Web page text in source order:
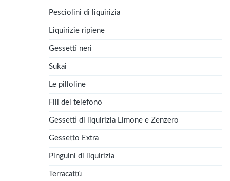
Pesciolini di liquirizia
Liquirizie ripiene
Gessetti neri
Sukai
Le pilloline
Fili del telefono
Gessetti di liquirizia Limone e Zenzero
Gessetto Extra
Pinguini di liquirizia
Terracattù